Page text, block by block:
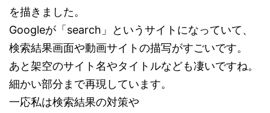
を描きました。
Googleが「search」というサイトになっていて、
検索結果画面や動画サイトの描写がすごいです。
あと架空のサイト名やタイトルなども凄いですね。
細かい部分まで再現しています。
一応私は検索結果の対策や